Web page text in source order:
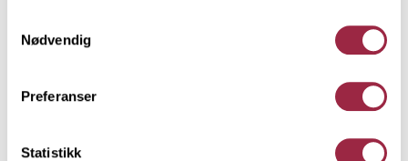
Nødvendig
Preferanser
Statistikk
kombinasjonsmuligheter. Den er i sin enkelhet også
anvendelig til mye mer enn kledning: Belistning,
hjørnekasser, vindskier og andre bygningsdeler
utenfor huset som eks. rekkverk og gjerder.